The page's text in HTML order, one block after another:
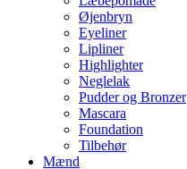
Øjenbryn
Eyeliner
Lipliner
Highlighter
Neglelak
Pudder og Bronzer
Mascara
Foundation
Tilbehør
Mænd